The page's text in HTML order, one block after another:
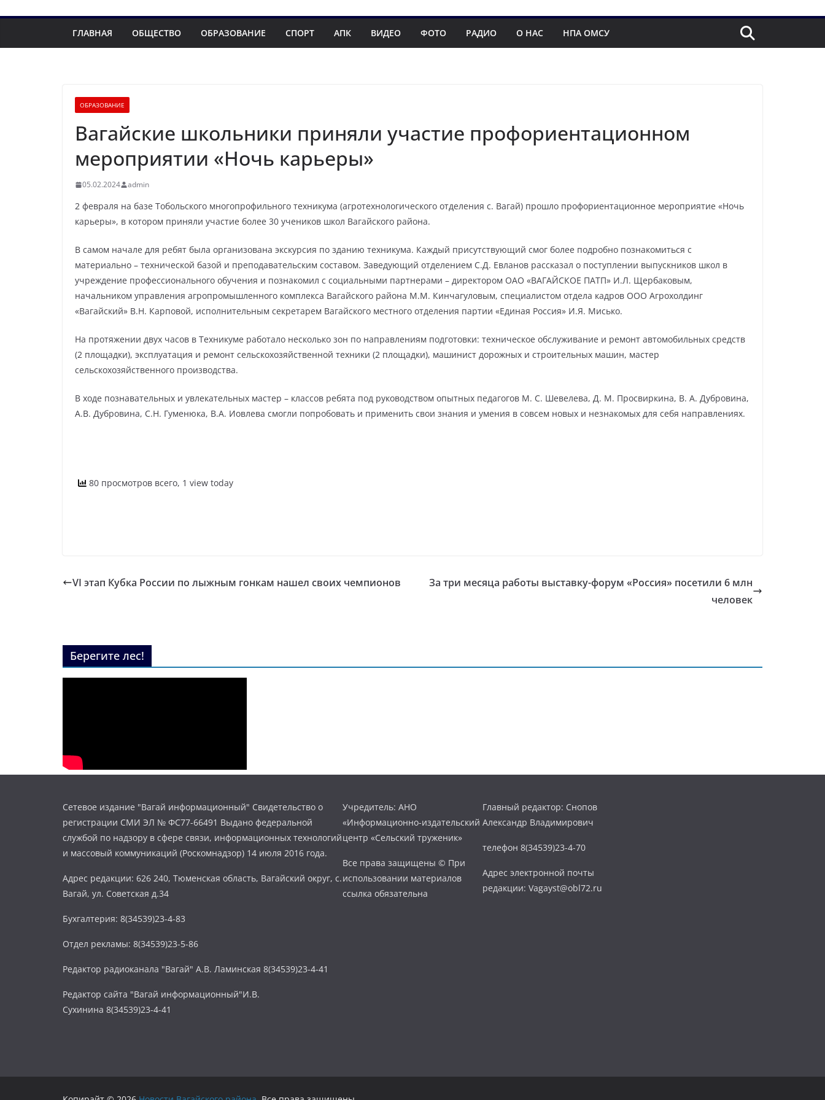
ГЛАВНАЯ ОБЩЕСТВО ОБРАЗОВАНИЕ СПОРТ АПК ВИДЕО ФОТО РАДИО О НАС НПА ОМСУ
ОБРАЗОВАНИЕ
Вагайские школьники приняли участие профориентационном
мероприятии «Ночь карьеры»
05.02.2024 admin
2 февраля на базе Тобольского многопрофильного техникума (агротехнологического отделения с. Вагай) прошло профориентационное мероприятие «Ночь
карьеры», в котором приняли участие более 30 учеников школ Вагайского района.
В самом начале для ребят была организована экскурсия по зданию техникума. Каждый присутствующий смог более подробно познакомиться с
материально – технической базой и преподавательским составом. Заведующий отделением С.Д. Евланов рассказал о поступлении выпускников школ в
учреждение профессионального обучения и познакомил с социальными партнерами – директором ОАО «ВАГАЙСКОЕ ПАТП» И.Л. Щербаковым,
начальником управления агропромышленного комплекса Вагайского района М.М. Кинчагуловым, специалистом отдела кадров ООО Агрохолдинг
«Вагайский» В.Н. Карповой, исполнительным секретарем Вагайского местного отделения партии «Единая Россия» И.Я. Мисько.
На протяжении двух часов в Техникуме работало несколько зон по направлениям подготовки: техническое обслуживание и ремонт автомобильных средств
(2 площадки), эксплуатация и ремонт сельскохозяйственной техники (2 площадки), машинист дорожных и строительных машин, мастер
сельскохозяйственного производства.
В ходе познавательных и увлекательных мастер – классов ребята под руководством опытных педагогов М. С. Шевелева, Д. М. Просвиркина, В. А. Дубровина,
А.В. Дубровина, С.Н. Гуменюка, В.А. Иовлева смогли попробовать и применить свои знания и умения в совсем новых и незнакомых для себя направлениях.
80 просмотров всего, 1 view today
VI этап Кубка России по лыжным гонкам нашел своих чемпионов
За три месяца работы выставку-форум «Россия» посетили 6 млн
человек
Берегите лес!
Сетевое издание "Вагай информационный" Свидетельство о
регистрации СМИ ЭЛ № ФС77-66491 Выдано федеральной
службой по надзору в сфере связи, информационных технологий
и массовый коммуникаций (Роскомнадзор) 14 июля 2016 года.
Адрес редакции: 626 240, Тюменская область, Вагайский округ, с.
Вагай, ул. Советская д.34
Бухгалтерия: 8(34539)23-4-83
Отдел рекламы: 8(34539)23-5-86
Редактор радиоканала "Вагай" А.В. Ламинская 8(34539)23-4-41
Редактор сайта "Вагай информационный"И.В.
Сухинина 8(34539)23-4-41
Учредитель: АНО
«Информационно-издательский
центр «Сельский труженик»
Все права защищены © При
использовании материалов
ссылка обязательна
Главный редактор: Снопов
Александр Владимирович
телефон 8(34539)23-4-70
Адрес электронной почты
редакции: Vagayst@obl72.ru